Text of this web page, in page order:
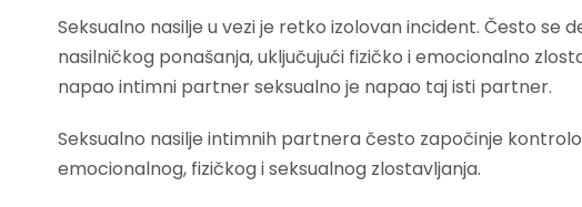
Seksualno nasilje u vezi je retko izolovan incident. Često se
nasilničkog ponašanja, uključujući fizičko i emocionalno
napao intimni partner seksualno je napao taj isti partner.
Seksualno nasilje intimnih partnera često započinje
emocionalnog, fizičkog i seksualnog zlostavljanja.